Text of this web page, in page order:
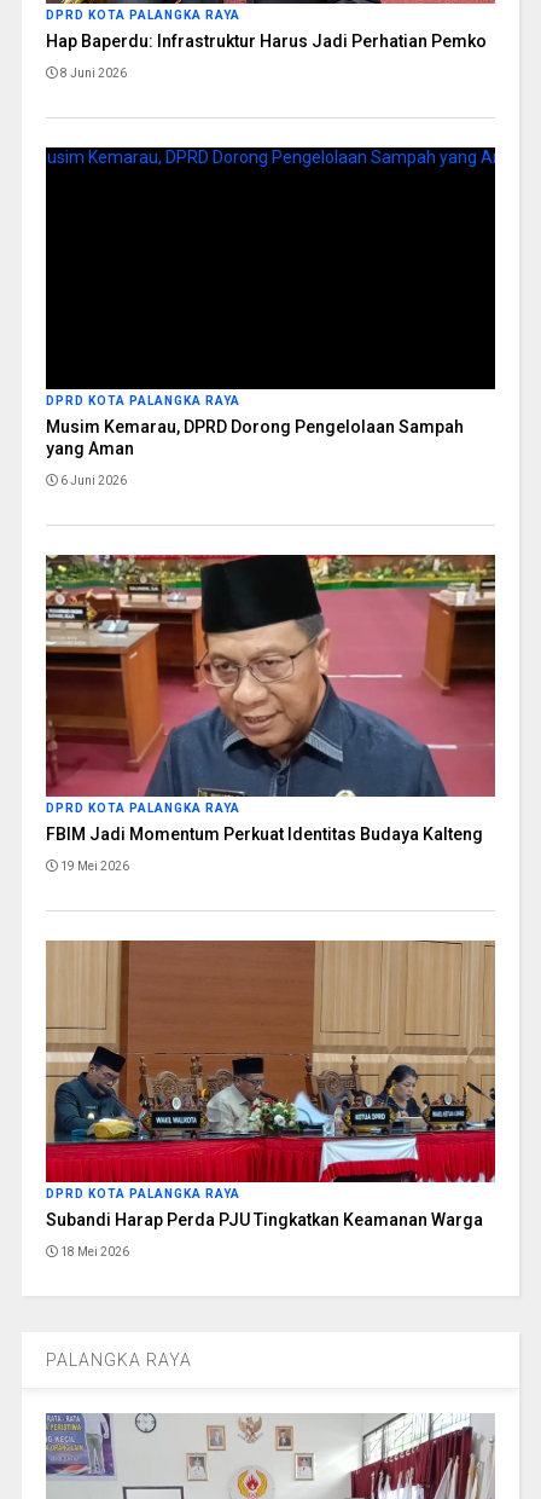
DPRD KOTA PALANGKA RAYA
Hap Baperdu: Infrastruktur Harus Jadi Perhatian Pemko
8 Juni 2026
DPRD KOTA PALANGKA RAYA
Musim Kemarau, DPRD Dorong Pengelolaan Sampah
yang Aman
6 Juni 2026
DPRD KOTA PALANGKA RAYA
FBIM Jadi Momentum Perkuat Identitas Budaya Kalteng
19 Mei 2026
DPRD KOTA PALANGKA RAYA
Subandi Harap Perda PJU Tingkatkan Keamanan Warga
18 Mei 2026
PALANGKA RAYA